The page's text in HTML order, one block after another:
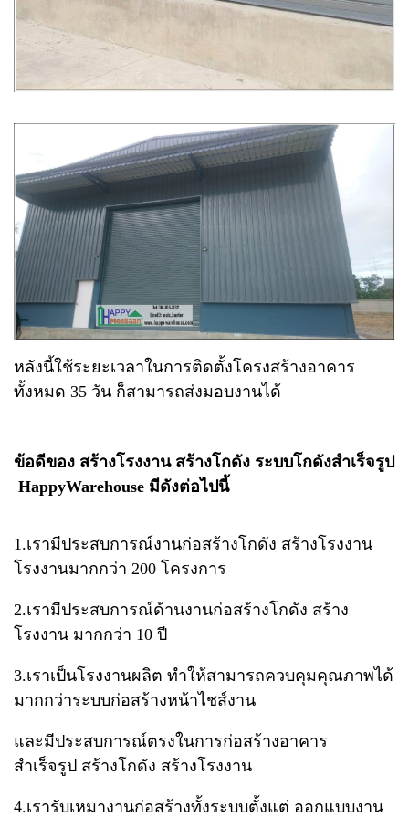
หลังนี้ใช้ระยะเวลาในการติดตั้งโครงสร้างอาคาร
ทั้งหมด 35 วัน ก็สามารถส่งมอบงานได้
ข้อดีของ สร้างโรงงาน สร้างโกดัง ระบบโกดังสำเร็จรูป​
Happy​Warehouse มีดังต่อไปนี้
1.เรามีประสบการณ์งานก่อสร้างโกดัง สร้างโรงงาน​
โรงงานมากกว่า​ 200​ โครงการ
2.เรามีประสบการณ์​ด้านงานก่อสร้างโกดัง สร้าง
โรงงาน มากกว่า​ 10 ปี
3.เราเป็นโรงงานผลิต​ ทำให้สามารถควบคุมคุณภาพได้
มากกว่าระบบก่อสร้างหน้าไชส์งาน​
และมีประสบการณ์ตรงในการก่อสร้างอาคาร
สำเร็จรูป สร้างโกดัง สร้างโรงงาน
4.เรารับเหมางานก่อสร้างทั้งระบบตั้งแต่​ ออกแบบ​งาน​